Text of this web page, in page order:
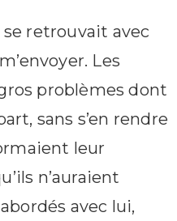
retrouvait avec
Les
problèmes dont
sans s’en rendre
leur
n’auraient
avec lui,